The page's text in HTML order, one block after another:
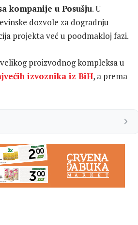
kompanije u Posušju. U
dozvole za dogradnju
projekta već u poodmakloj fazi.
proizvodnog kompleksa u
izvoznika iz BiH, a prema